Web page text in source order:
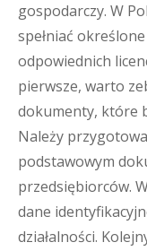
gospodarczy. W
spełniać
odpowiednich
pierwsze, warto
dokumenty, które
Należy
podstawowym
przedsiębiorców.
dane
działalności.